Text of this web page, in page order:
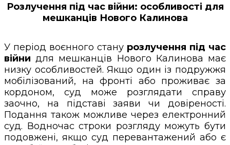
Розлучення під час війни: особливості для
мешканців Нового Калинова
У період воєнного стану розлучення під час
війни для мешканців Нового Калинова має
низку особливостей. Якщо один із подружжя
мобілізований, на фронті або проживає за
кордоном, суд може розглядати справу
заочно, на підставі заяви чи довіреності.
Подання також можливе через електронний
суд. Водночас строки розгляду можуть бути
подовжені, якщо суд перевантажений або є